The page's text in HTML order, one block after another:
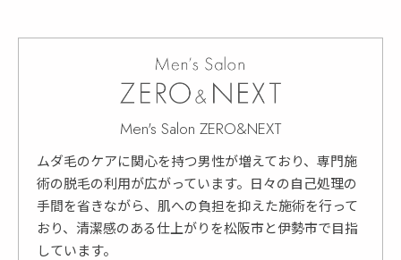
Men's Salon ZERO&NEXT
ムダ毛のケアに関心を持つ男性が増えており、専門施
術の脱毛の利用が広がっています。日々の自己処理の
手間を省きながら、肌への負担を抑えた施術を行って
おり、清潔感のある仕上がりを松阪市と伊勢市で目指
しています。